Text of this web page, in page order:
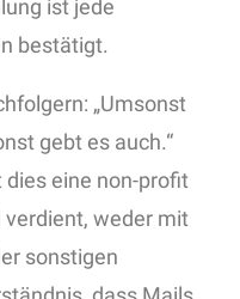
ist jede
bestätigt.
„Umsonst
gebt es auch.“
eine non-profit
verdient, weder mit
sonstigen